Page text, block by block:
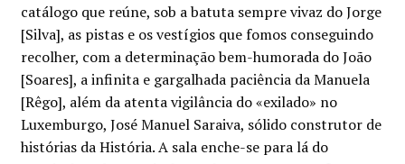
catálogo que reúne, sob a batuta sempre vivaz do Jorge
[Silva], as pistas e os vestígios que fomos conseguindo
recolher, com a determinação bem-humorada do João
[Soares], a infinita e gargalhada paciência da Manuela
[Rêgo], além da atenta vigilância do «exilado» no
Luxemburgo, José Manuel Saraiva, sólido construtor de
histórias da História. A sala enche-se para lá do